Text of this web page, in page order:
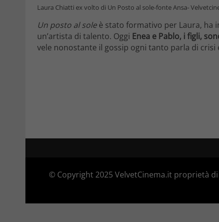
Laura Chiatti ex volto di Un Posto al sole-fonte Ansa-
Un posto al soleè stato formativo per Laura, ha
un’artista di talento. Oggi Enea e Pablo, i figli,
vele nonostante il gossip ogni tanto parla di crisi
© Copyright 2025 VelvetCinema.it proprietà di